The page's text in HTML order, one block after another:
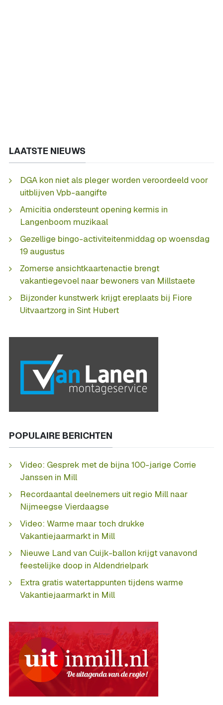
LAATSTE NIEUWS
DGA kon niet als pleger worden veroordeeld voor
uitblijven Vpb-aangifte
Amicitia ondersteunt opening kermis in
Langenboom muzikaal
Gezellige bingo-activiteitenmiddag op woensdag
19 augustus
Zomerse ansichtkaartenactie brengt
vakantiegevoel naar bewoners van Millstaete
Bijzonder kunstwerk krijgt ereplaats bij Fiore
Uitvaartzorg in Sint Hubert
POPULAIRE BERICHTEN
Video: Gesprek met de bijna 100-jarige Corrie
Janssen in Mill
Recordaantal deelnemers uit regio Mill naar
Nijmeegse Vierdaagse
Video: Warme maar toch drukke
Vakantiejaarmarkt in Mill
Nieuwe Land van Cuijk-ballon krijgt vanavond
feestelijke doop in Aldendrielpark
Extra gratis watertappunten tijdens warme
Vakantiejaarmarkt in Mill